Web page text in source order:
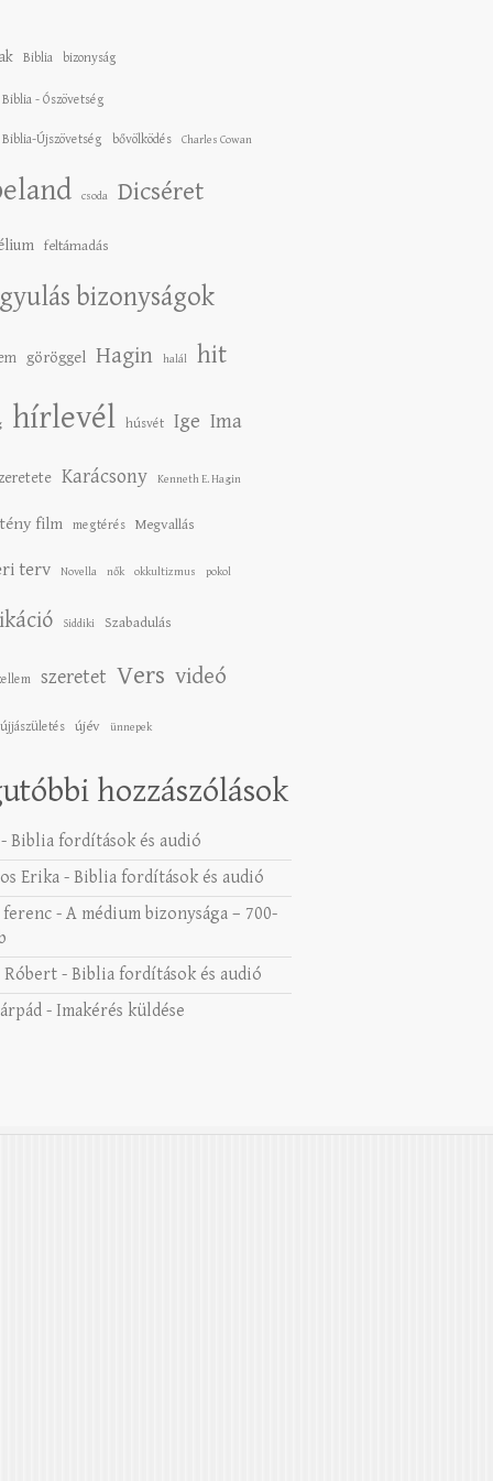
Biblia bizonyság
- Ószövetség
Újszövetség bővölködés Charles Cowan
csoda Dicséret
feltámadás
bizonyságok
göröggel Hagin halál hit
hírlevél húsvét Ige Ima
Karácsony Kenneth E. Hagin
film megtérés Megvallás
terv Novella nők okkultizmus pokol
Siddiki Szabadulás
szeretet Vers videó
újjászületés újév ünnepek
hozzászólások
Biblia fordítások és audió
Erika -Biblia fordítások és audió
ferenc -A médium bizonysága – 700-
Róbert -Biblia fordítások és audió
- Imakérés küldése